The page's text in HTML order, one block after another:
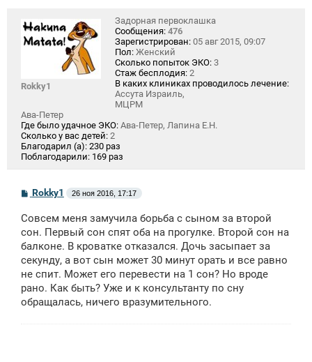
Rokky1
Задорная первоклашка
Сообщения: 476
Зарегистрирован: 05 авг 2015, 09:07
Пол: Женский
Сколько попыток ЭКО: 3
Стаж бесплодия: 2
В каких клиниках проводилось лечение:
Ассута Израиль,
МЦРМ
Ава-Петер
Где было удачное ЭКО: Ава-Петер, Лапина Е.Н.
Сколько у вас детей: 2
Благодарил (а): 230 раз
Поблагодарили: 169 раз
С
б
щ
н
и
Rokky1 26 ноя 2016, 17:17
Совсем меня замучила борьба с сыном за второй
сон. Первый сон спят оба на прогулке. Второй сон на
балконе. В кроватке отказался. Дочь засыпает за
секунду, а вот сын может 30 минут орать и все равно
не спит. Может его перевести на 1 сон? Но вроде
рано. Как быть? Уже и к консультанту по сну
обращалась, ничего вразумительного.